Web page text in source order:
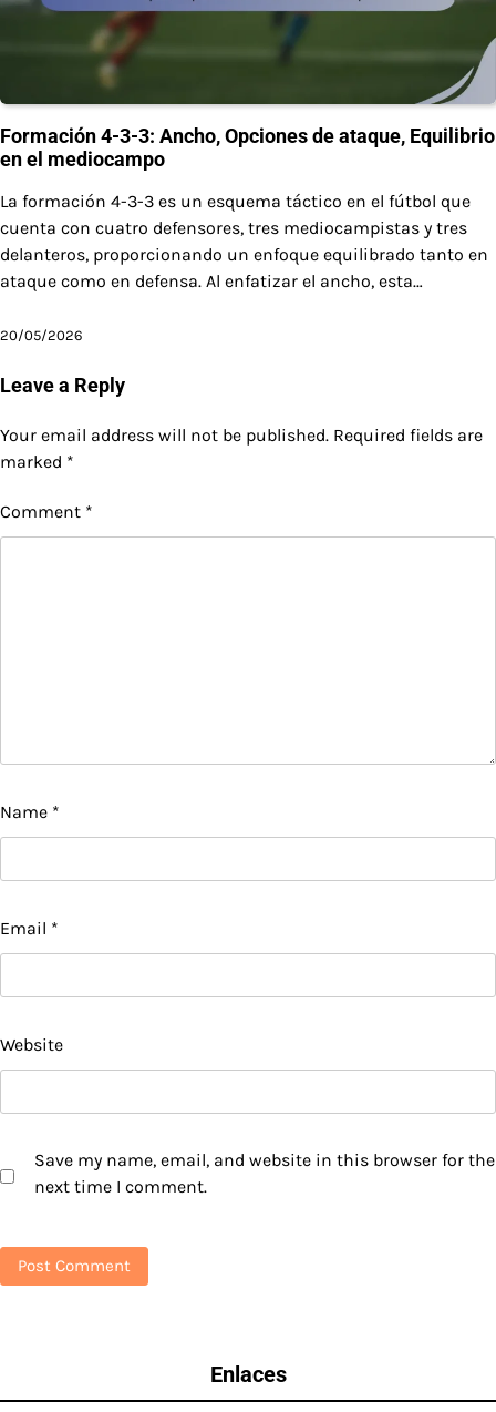
Formación 4-3-3: Ancho, Opciones de ataque, Equilibrio
en el mediocampo
La formación 4-3-3 es un esquema táctico en el fútbol que
cuenta con cuatro defensores, tres mediocampistas y tres
delanteros, proporcionando un enfoque equilibrado tanto en
ataque como en defensa. Al enfatizar el ancho, esta…
20/05/2026
Leave a Reply
Your email address will not be published. Required fields are
marked *
Comment *
Name *
Email *
Website
Save my name, email, and website in this browser for the
next time I comment.
Enlaces